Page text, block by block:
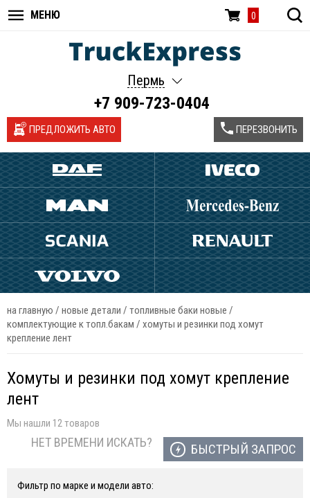
МЕНЮ 0
Пермь
+7 909-723-0404
ПРЕДЛОЖИТЬ АВТО
на главную / новые детали / топливные баки новые /
комплектующие к топл.бакам / хомуты и резинки под хомут
крепление лент
Хомуты и резинки под хомут крепление
лент
Мы нашли 12 товаров
НЕТ ВРЕМЕНИ ИСКАТЬ? БЫСТРЫЙ ЗАПРОС
Фильтр по марке и модели авто: